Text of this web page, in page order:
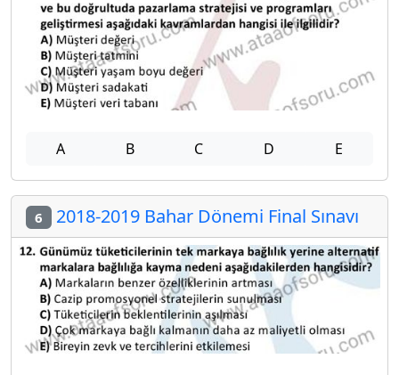
A B C D E
6 2018-2019 Bahar Dönemi Final Sınavı